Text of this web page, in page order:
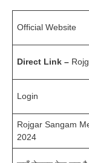
Official Website
Direct Link –
Login
Rojgar Sangam
2024